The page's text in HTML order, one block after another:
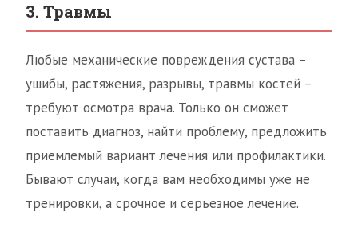
3. Травмы
Любые механические повреждения сустава –
ушибы, растяжения, разрывы, травмы костей –
требуют осмотра врача. Только он сможет
поставить диагноз, найти проблему, предложить
приемлемый вариант лечения или профилактики.
Бывают случаи, когда вам необходимы уже не
тренировки, а срочное и серьезное лечение.